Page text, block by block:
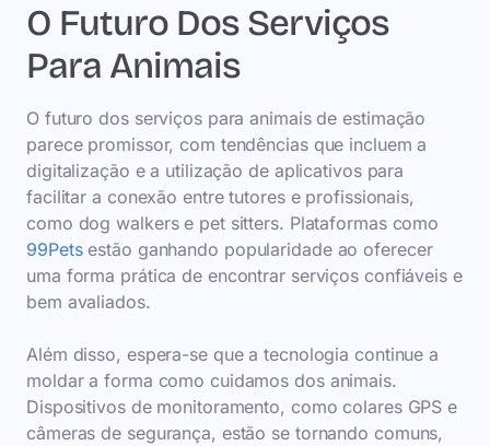
O Futuro Dos Serviços
Para Animais
O futuro dos serviços para animais de estimação
parece promissor, com tendências que incluem a
digitalização e a utilização de aplicativos para
facilitar a conexão entre tutores e profissionais,
como dog walkers e pet sitters. Plataformas como
99Petsestão ganhando popularidade ao oferecer
uma forma prática de encontrar serviços confiáveis e
bem avaliados.
Além disso, espera-se que a tecnologia continue a
moldar a forma como cuidamos dos animais.
Dispositivos de monitoramento, como colares GPS e
câmeras de segurança, estão se tornando comuns,